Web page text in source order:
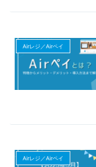
Airレジ／Airペイ
Airレジ／Airペイ